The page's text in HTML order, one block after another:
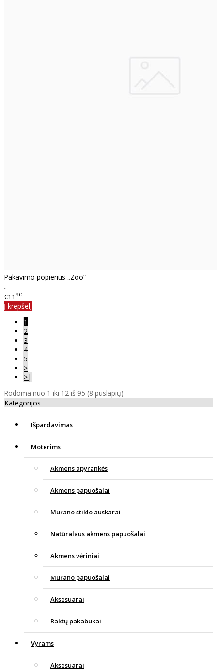
Pakavimo popierius „Zoo“
..
€11 90
Į krepšelį
1
2
3
4
5
>
>|
Rodoma nuo 1 iki 12 iš 95 (8 puslapių)
Kategorijos
Išpardavimas
Moterims
Akmens apyrankės
Akmens papuošalai
Murano stiklo auskarai
Natūralaus akmens papuošalai
Akmens vėriniai
Murano papuošalai
Aksesuarai
Raktų pakabukai
Vyrams
Aksesuarai